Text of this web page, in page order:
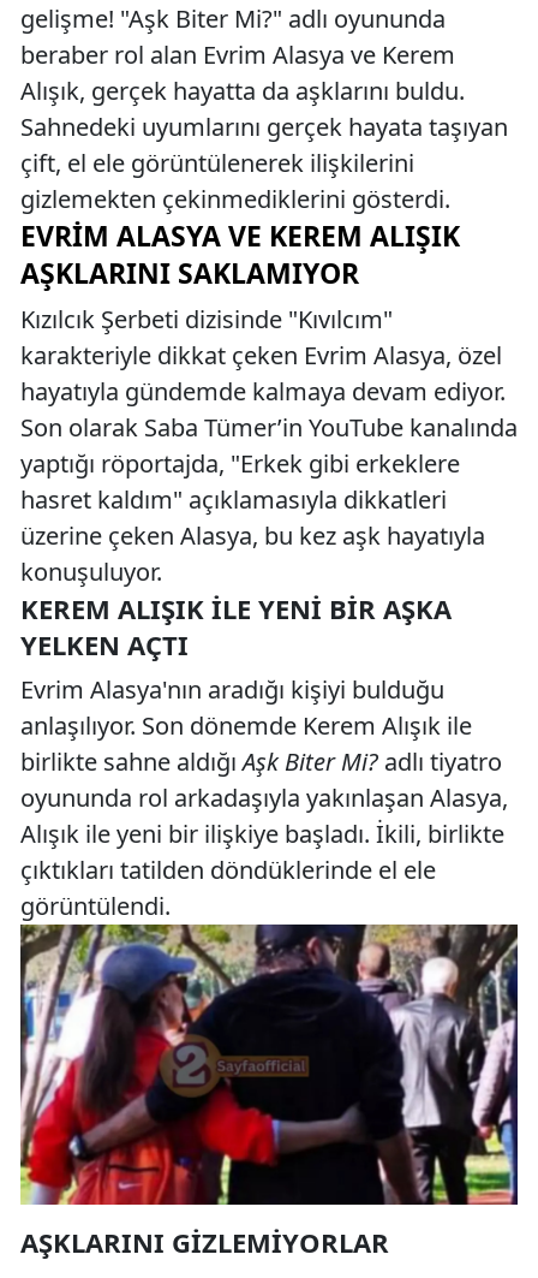
gelişme! "Aşk Biter Mi?" adlı oyununda
beraber rol alan Evrim Alasya ve Kerem
Alışık, gerçek hayatta da aşklarını buldu.
Sahnedeki uyumlarını gerçek hayata taşıyan
çift, el ele görüntülenerek ilişkilerini
gizlemekten çekinmediklerini gösterdi.
EVRIM ALASYA VE KEREM ALIŞIK
AŞKLARINI SAKLAMIYOR
Kızılcık Şerbeti dizisinde "Kıvılcım"
karakteriyle dikkat çeken Evrim Alasya, özel
hayatıyla gündemde kalmaya devam ediyor.
Son olarak Saba Tümer’in YouTube kanalında
yaptığı röportajda, "Erkek gibi erkeklere
hasret kaldım" açıklamasıyla dikkatleri
üzerine çeken Alasya, bu kez aşk hayatıyla
konuşuluyor.
KEREM ALIŞIK ILE YENI BIR AŞKA
YELKEN AÇTI
Evrim Alasya'nın aradığı kişiyi bulduğu
anlaşılıyor. Son dönemde Kerem Alışık ile
birlikte sahne aldığıAşk Biter Mi? adlı tiyatro
oyununda rol arkadaşıyla yakınlaşan Alasya,
Alışık ile yeni bir ilişkiye başladı. İkili, birlikte
çıktıkları tatilden döndüklerinde el ele
görüntülendi.
AŞKLARINI GIZLEMIYORLAR